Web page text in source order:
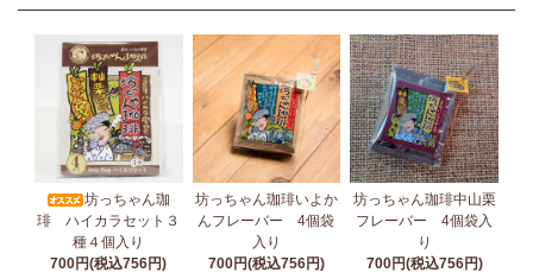
坊っちゃん珈
琲 ハイカラセット３
種４個入り
700円(税込756円)
坊っちゃん珈琲いよか
んフレーバー 4個袋
入り
700円(税込756円)
坊っちゃん珈琲中山栗
フレーバー 4個袋入
り
700円(税込756円)